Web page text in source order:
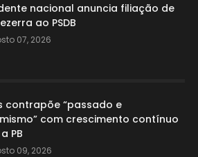
nacional anuncia filiação de
ao PSDB
07, 2026
contrapõe “passado e
com crescimento contínuo
PB
09, 2026